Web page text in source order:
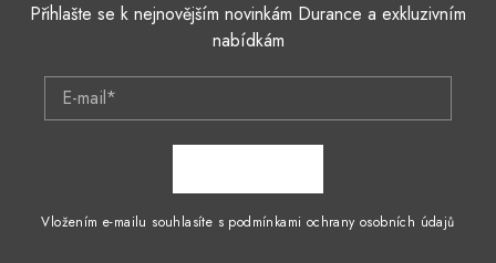
Přihlašte se k nejnovějším novinkám Durance a exkluzivním
nabídkám
E-mail*
Vložením e-mailu souhlasíte s podmínkami ochrany osobních údajů